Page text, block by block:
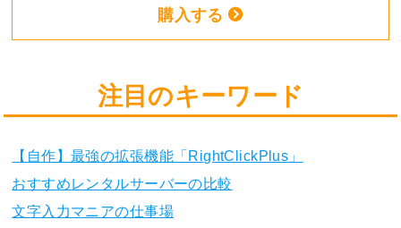
購入する
注目のキーワード
【自作】最強の拡張機能「RightClickPlus」
おすすめレンタルサーバーの比較
文字入力マニアの仕事場